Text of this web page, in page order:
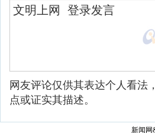
网友评论仅供其表达个人看法
点或证实其描述。